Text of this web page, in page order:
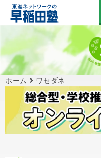
ホーム ワセダネ